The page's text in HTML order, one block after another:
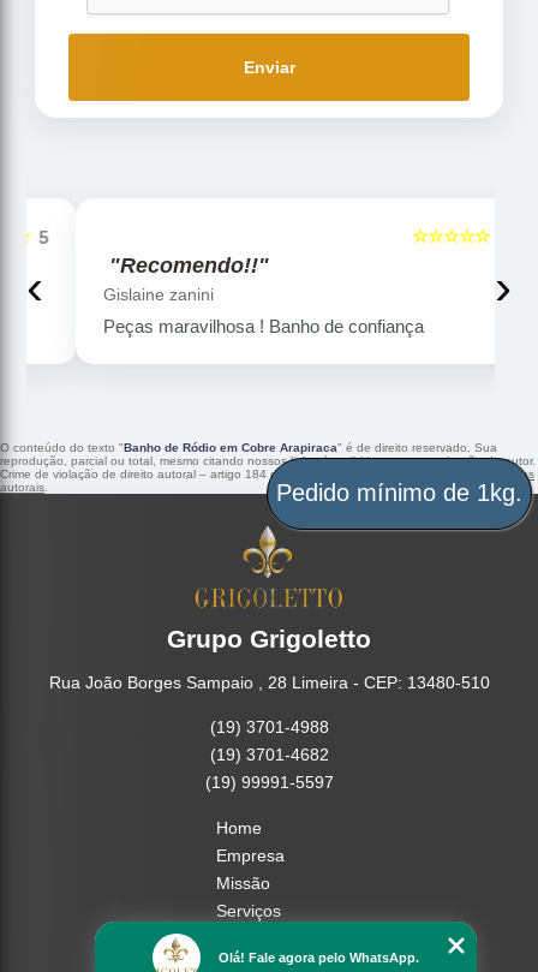
Enviar
5
☆☆☆☆☆
"Recomendo!!"
Gislaine zanini
Peças maravilhosa ! Banho de confiança
‹ ›
O conteúdo do texto "Banho de Ródio em Cobre Arapiraca" é de direito reservado. Sua
reprodução, parcial ou total, mesmo citando nossos links, é proibida sem a autorização do autor.
Crime de violação de direito autoral – artigo 184 do Código Penal –
Lei 9610/98 - Lei de direitos
autorais
Grupo Grigoletto
Rua João Borges Sampaio , 28 Limeira - CEP: 13480-510
(19) 3701-4988
(19) 3701-4682
(19) 99991-5597
Home
Empresa
Missão
Serviços
Mapa do site
Olá! Fale agora pelo WhatsApp.
Pedido mínimo de 1kg.